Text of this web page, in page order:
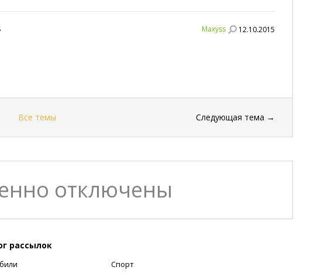
Maxyss 12.10.2015
Все темы Следующая тема →
отключены
рассылок
Спорт